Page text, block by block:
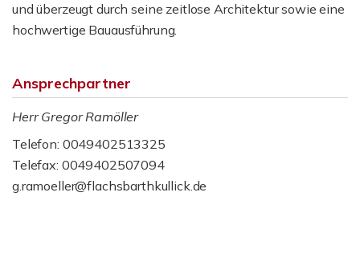
und überzeugt durch seine zeitlose Architektur sowie eine
hochwertige Bauausführung.
Ansprechpartner
Herr Gregor Ramöller
Telefon: 0049402513325
Telefax: 0049402507094
g.ramoeller@flachsbarthkullick.de